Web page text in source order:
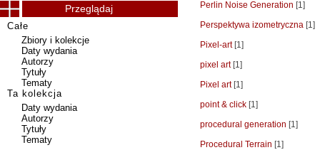
Perlin Noise Generation [1]
Perspektywa izometryczna [1]
Pixel-art[1]
pixel art[1]
Pixel art[1]
point & click [1]
procedural generation [1]
Procedural Terrain [1]
Przeglądaj
Całe
Zbiory i kolekcje
Daty wydania
Autorzy
Tytuły
Tematy
Ta kolekcja
Daty wydania
Autorzy
Tytuły
Tematy